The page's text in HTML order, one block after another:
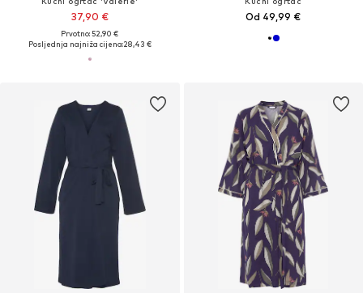
37,90 €
Prvotno: 52,90 €
Posljednja najniža cijena:28,43 €
Od 49,99 €